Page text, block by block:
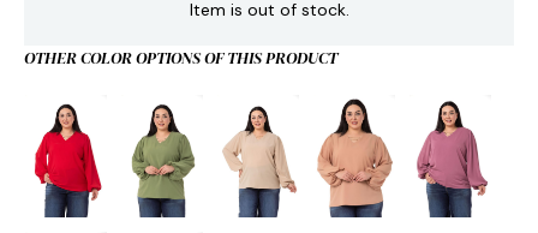
Item is out of stock.
OTHER COLOR OPTIONS OF THIS PRODUCT